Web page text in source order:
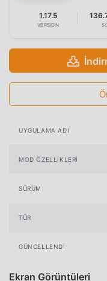
1.17.5
VERSION
UYGULAMA ADI
MOD ÖZELLIKLERI
SÜRÜM
TÜR
GÜNCELLENDI
Ekran Görüntüleri